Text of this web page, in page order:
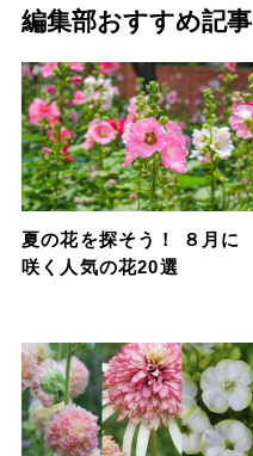
編集部おすすめ記事
夏の花を探そう！ ８月に
咲く人気の花20選